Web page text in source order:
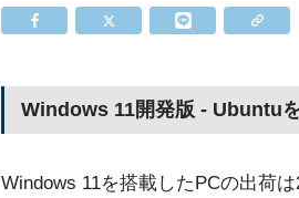
Windows 11開発版 - Ubuntu
Windows 11を搭載したPCの出荷